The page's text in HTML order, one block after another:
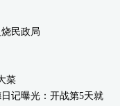
民政局
菜
记曝光：开战第5天就